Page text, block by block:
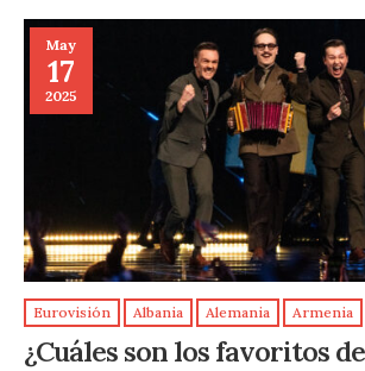
May
17
2025
Eurovisión Albania Alemania Armenia
¿Cuáles son los favoritos